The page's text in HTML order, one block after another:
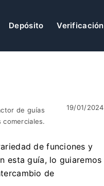
Depósito Verificación
de guías
19/01/2024
de funciones y
esta guía, lo guiaremos
de